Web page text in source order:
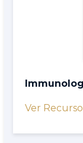
Ver Recurso